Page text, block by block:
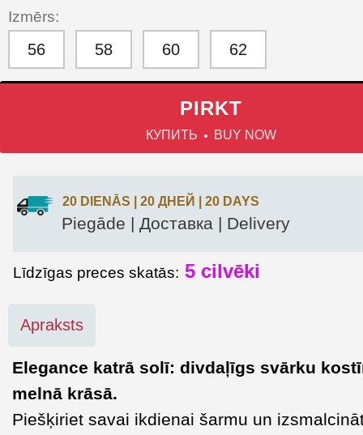
Izmērs:
56 58 60 62
PIRKT
КУПИТЬ BUY NOW
20 DIENĀS | 20 ДНЕЙ | 20 DAYS
Piegāde | Доставка | Delivery
Līdzīgas preces skatās: 5 cilvēki
Apraksts
Elegance katrā solī: divdaļīgs svārku
melnā krāsā.
Piešķiriet savai ikdienai šarmu un